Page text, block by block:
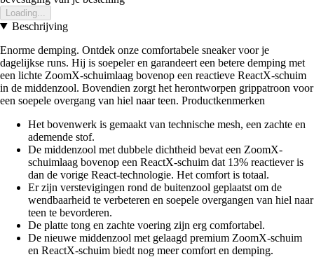
Loading...
Beschrijving
Enorme demping. Ontdek onze comfortabele sneaker voor je
dagelijkse runs. Hij is soepeler en garandeert een betere demping met
een lichte ZoomX-schuimlaag bovenop een reactieve ReactX-schuim
in de middenzool. Bovendien zorgt het herontworpen grippatroon voor
een soepele overgang van hiel naar teen. Productkenmerken
Het bovenwerk is gemaakt van technische mesh, een zachte en
ademende stof.
De middenzool met dubbele dichtheid bevat een ZoomX-
schuimlaag bovenop een ReactX-schuim dat 13% reactiever is
dan de vorige React-technologie. Het comfort is totaal.
Er zijn verstevigingen rond de buitenzool geplaatst om de
wendbaarheid te verbeteren en soepele overgangen van hiel naar
teen te bevorderen.
De platte tong en zachte voering zijn erg comfortabel.
De nieuwe middenzool met gelaagd premium ZoomX-schuim
en ReactX-schuim biedt nog meer comfort en demping.